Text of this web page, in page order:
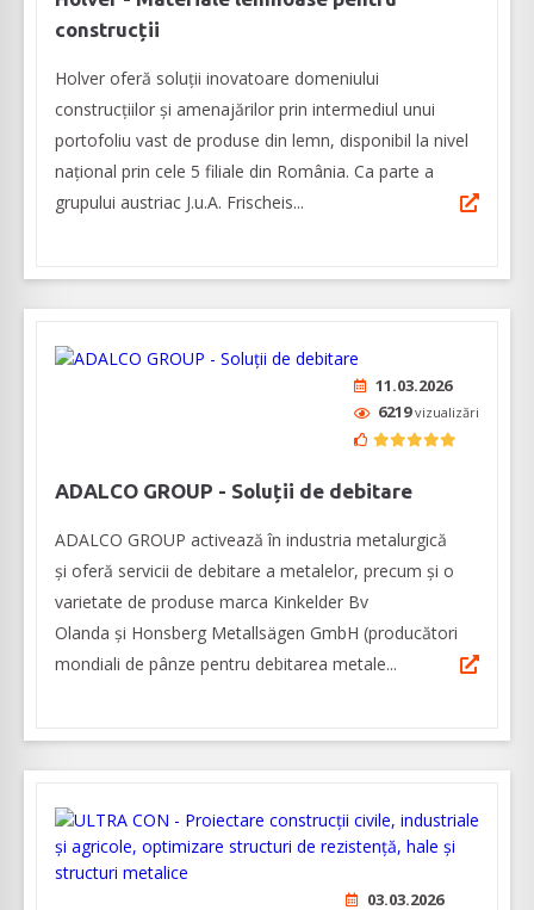
construcții
Holver oferă soluții inovatoare domeniului
construcțiilor și amenajărilor prin intermediul unui
portofoliu vast de produse din lemn, disponibil la nivel
național prin cele 5 filiale din România. Ca parte a
grupului austriac J.u.A. Frischeis...
11.03.2026
6219vizualizări
ADALCO GROUP - Soluții de debitare
ADALCO GROUP activează în industria metalurgică
și oferă servicii de debitare a metalelor, precum și o
varietate de produse marca Kinkelder Bv
Olanda și Honsberg Metallsägen GmbH (producători
mondiali de pânze pentru debitarea metale...
03.03.2026